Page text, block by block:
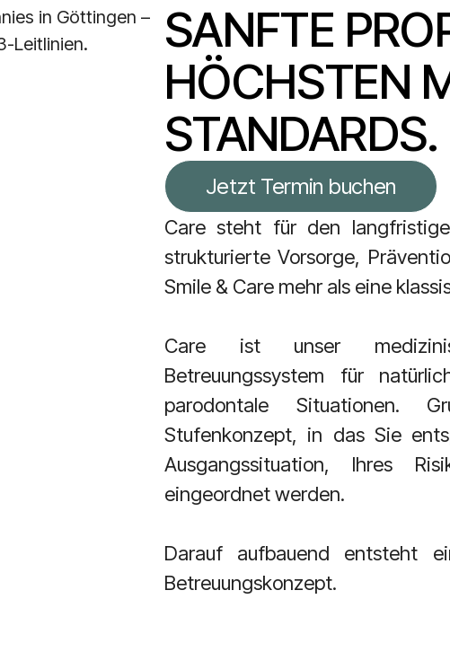
SANFTE
HÖCHSTEN
STANDARDS.
Jetzt Termin buchen
Care steht für den
strukturierte Vorsorge,
Smile & Care mehr als eine
Care ist unser
Betreuungssystem für
parodontale Situationen.
Stufenkonzept, in das Sie
Ausgangssituation, Ihres
eingeordnet werden.
Darauf aufbauend entsteht
Betreuungskonzept.